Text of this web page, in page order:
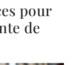
pour
de